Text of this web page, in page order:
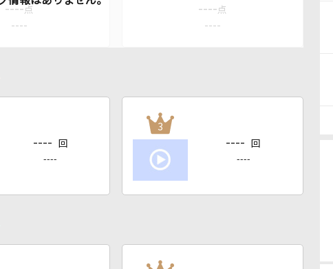
---- 点
----
---- 点
----
---- 回
----
3
---- 回
----